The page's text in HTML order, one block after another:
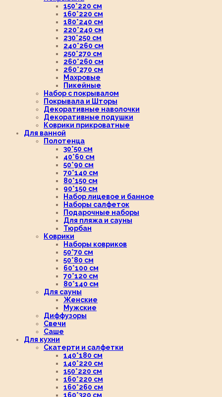
150*220 см
160*220 см
180*240 см
220*240 см
230*250 см
240*260 см
250*270 см
260*260 см
260*270 см
Махровые
Пикейные
Набор с покрывалом
Покрывала и Шторы
Декоративные наволочки
Декоративные подушки
Коврики прикроватные
Для ванной
Полотенца
30*50 см
40*60 см
50*90 см
70*140 см
80*150 см
90*150 см
Набор лицевое и банное
Наборы салфеток
Подарочные наборы
Для пляжа и сауны
Тюрбан
Коврики
Наборы ковриков
50*70 см
50*80 см
60*100 см
70*120 см
80*140 см
Для сауны
Женские
Мужские
Диффузоры
Свечи
Саше
Для кухни
Скатерти и салфетки
140*180 см
140*220 см
150*220 см
160*220 см
160*260 см
160*320 см